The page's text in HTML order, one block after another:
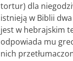
tortur) dla
istnieją w Biblii
jest w hebrajskim
odpowiada mu
nich